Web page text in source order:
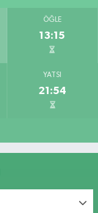
ÖĞLE
13:15
YATSI
21:54